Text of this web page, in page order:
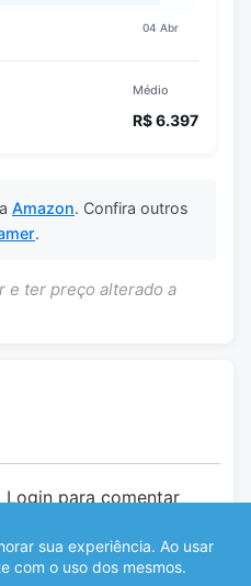
Médio
R$ 6.397
Amazon. Confira outros
.
e ter preço alterado a
para comentar